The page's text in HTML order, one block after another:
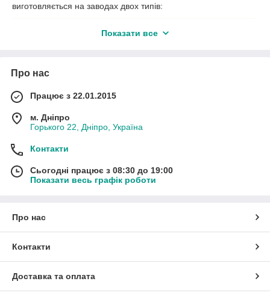
виготовляється на заводах двох типів:
1. Зварна оцинкована сітка
При виготовленні клітин, ми розраховуємо на тривалу її
рекомендуємо використовувати металеву оцинковану сітку.
Це необхідно враховувати, при знаходженні конструкції на
відкритому повітрі.
Показати все
Про нас
Працює з 22.01.2015
м. Дніпро
Горького 22, Дніпро, Україна
Контакти
Сьогодні працює з 08:30 до 19:00
Показати весь графік роботи
Про нас
Контакти
Доставка та оплата